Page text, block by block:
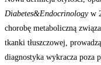
Diabetes&Endocrinologyw
chorobę metaboliczną
tkanki tłuszczowej,
diagnostyka wykracza poza